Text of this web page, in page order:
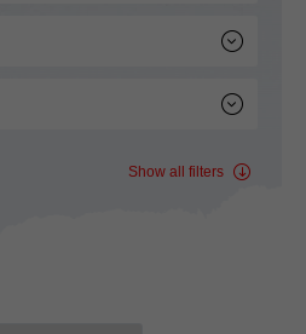
Show all filters